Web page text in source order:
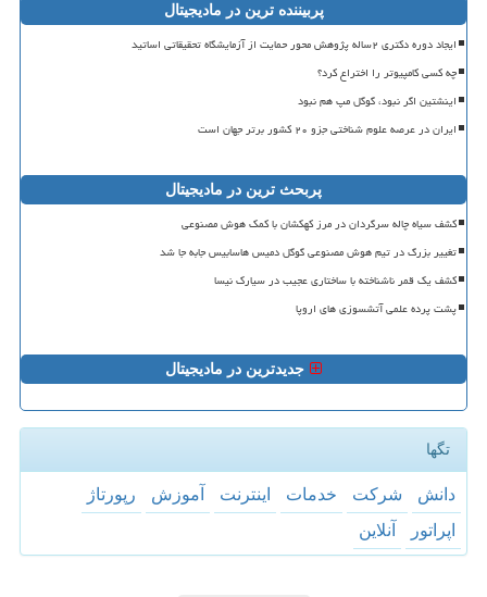
پربیننده ترین در مادیجیتال
ایجاد دوره دکتری ۲ساله پژوهش محور حمایت از آزمایشگاه تحقیقاتی اساتید
چه کسی کامپیوتر را اختراع کرد؟
اینشتین اگر نبود، گوگل مپ هم نبود
ایران در عرصه علوم شناختی جزو ۲۰ کشور برتر جهان است
پربحث ترین در مادیجیتال
کشف سیاه چاله سرگردان در مرز کهکشان با کمک هوش مصنوعی
تغییر بزرگ در تیم هوش مصنوعی گوگل دمیس هاسابیس جابه جا شد
کشف یک قمر ناشناخته با ساختاری عجیب در سیارک نیسا
پشت پرده علمی آتشسوزی های اروپا
جدیدترین در مادیجیتال
تگها
دانش شركت خدمات اینترنت آموزش
رپورتاژ
اپراتور
آنلاین